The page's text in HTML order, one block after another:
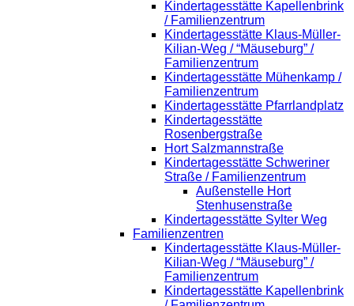
Kindertagesstätte Kapellenbrink
/ Familienzentrum
Kindertagesstätte Klaus-Müller-
Kilian-Weg / “Mäuseburg” /
Familienzentrum
Kindertagesstätte Mühenkamp /
Familienzentrum
Kindertagesstätte Pfarrlandplatz
Kindertagesstätte
Rosenbergstraße
Hort Salzmannstraße
Kindertagesstätte Schweriner
Straße / Familienzentrum
Außenstelle Hort
Stenhusenstraße
Kindertagesstätte Sylter Weg
Familienzentren
Kindertagesstätte Klaus-Müller-
Kilian-Weg / “Mäuseburg” /
Familienzentrum
Kindertagesstätte Kapellenbrink